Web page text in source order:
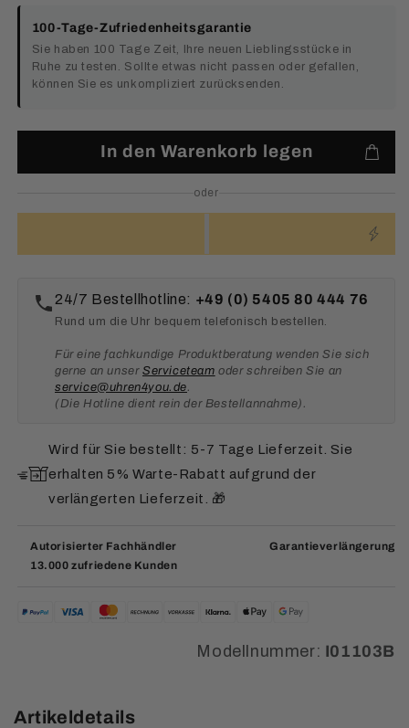
100-Tage-Zufriedenheitsgarantie
Sie haben 100 Tage Zeit, Ihre neuen Lieblingsstücke in
Ruhe zu testen. Sollte etwas nicht passen oder gefallen,
können Sie es unkompliziert zurücksenden.
In den Warenkorb legen
oder
24/7 Bestellhotline: +49 (0) 5405 80 444 76
Rund um die Uhr bequem telefonisch bestellen.
Für eine fachkundige Produktberatung wenden Sie sich
gerne an unser Serviceteam oder schreiben Sie an
service@uhren4you.de.
(Die Hotline dient rein der Bestellannahme).
Wird für Sie bestellt: 5-7 Tage Lieferzeit. Sie
erhalten 5% Warte-Rabatt aufgrund der
verlängerten Lieferzeit. 🎁
Autorisierter Fachhändler
Garantieverlängerung
13.000 zufriedene Kunden
Modellnummer: I01103B
Artikeldetails